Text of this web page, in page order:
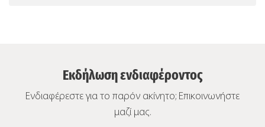
Εκδήλωση ενδιαφέροντος
Ενδιαφέρεστε για το παρόν ακίνητο; Επικοινωνήστε
μαζί μας.